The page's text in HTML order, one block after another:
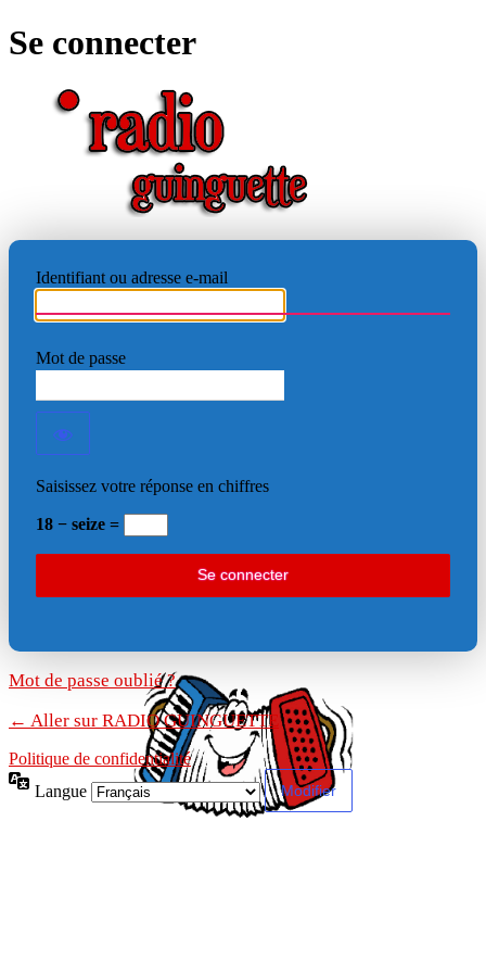
Se connecter
Identifiant ou adresse e-mail
Mot de passe
Saisissez votre réponse en chiffres
18 − seize =
Mot de passe oublié ?
← Aller sur RADIO GUINGUETTE
Politique de confidentialité
Langue